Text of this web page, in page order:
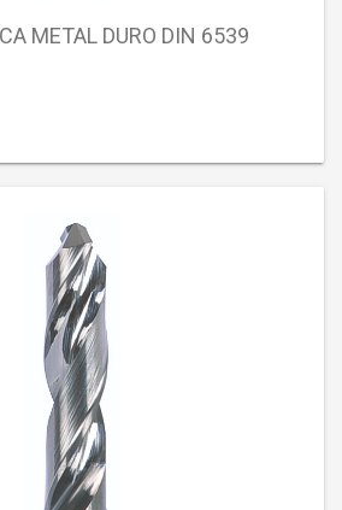
METAL DURO DIN 6539